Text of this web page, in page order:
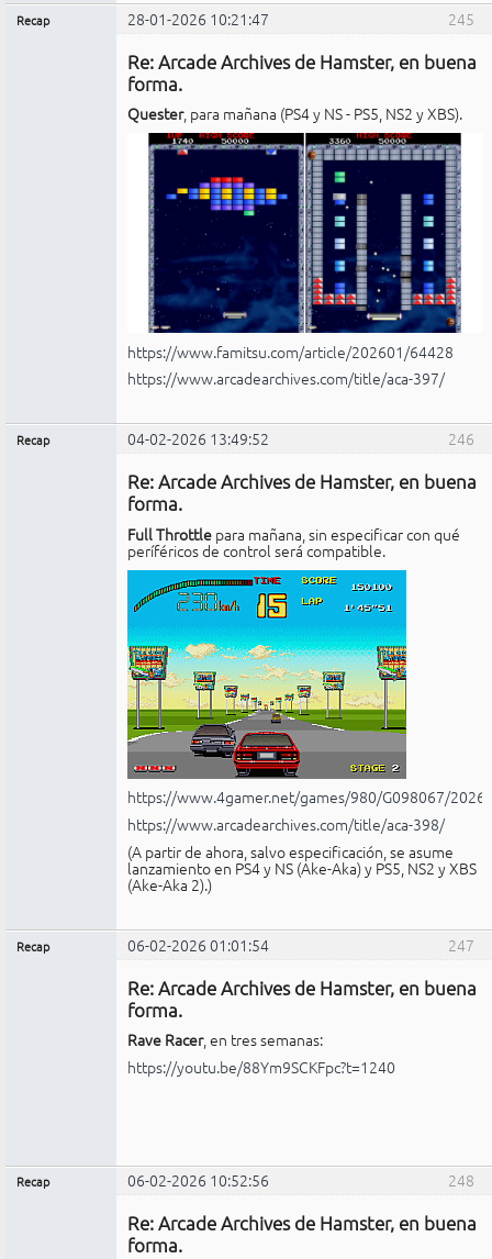
245
Recap 28-01-2026 10:21:47
Re: Arcade Archives de Hamster, en buena
forma.
Quester, para mañana (PS4 y NS - PS5, NS2 y XBS).
https://www.famitsu.com/article/202601/64428
https://www.arcadearchives.com/title/aca-397/
246
Recap 04-02-2026 13:49:52
Re: Arcade Archives de Hamster, en buena
forma.
Full Throttle para mañana, sin especificar con qué
períféricos de control será compatible.
https://www.4gamer.net/games/980/G098067/
https://www.arcadearchives.com/title/aca-398/
(A partir de ahora, salvo especificación, se asume
lanzamiento en PS4 y NS (Ake-Aka) y PS5, NS2 y XBS
(Ake-Aka 2).)
247
Recap 06-02-2026 01:01:54
Re: Arcade Archives de Hamster, en buena
forma.
Rave Racer, en tres semanas:
https://youtu.be/88Ym9SCKFpc?t=1240
248
Recap 06-02-2026 10:52:56
Re: Arcade Archives de Hamster, en buena
forma.